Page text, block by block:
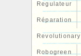
Regulateur
Réparation
Revolutionary
Robogreen